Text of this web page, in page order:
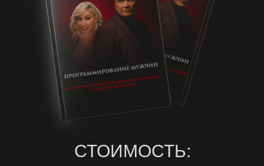
СТОИМОСТЬ: